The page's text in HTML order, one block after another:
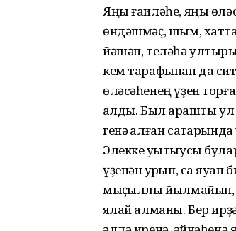
Яңы ғаиләһе, яңы
өндәшмәҫ, шым, хатта
йәшәп, теләһә
кем тарафынан да
өләсәһенең үҙен
ҡалды. Был ҡарашты
генә ҡалған
Элекке уҡытыусы
үҙенән ҡурҡып, саҡ
мыҫҡыллы йылмайып,
яҡлай алманы. Бер